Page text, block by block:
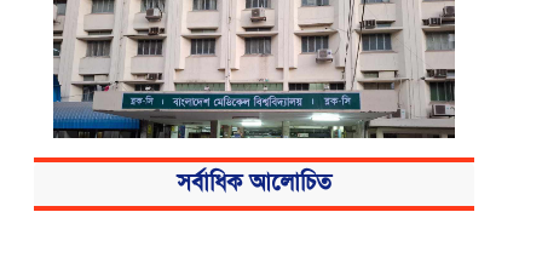
সর্বাধিক আলোচিত